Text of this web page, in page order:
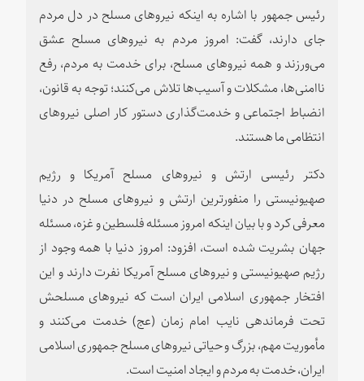
رئیس جمهور با اشاره به اینکه نیروهای مسلح در دل مردم
جای دارند، گفت: امروز مردم به نیروهای مسلح عشق
می‌ورزند و همه نیروهای مسلح، برای خدمت به مردم، رفع
ناامنی‌ها، مشکلات و آسیب‌ها تلاش می‌کنند؛ توجه به قانون،
انضباط اجتماعی و خدمت‌گذاری دستور کار اصلی نیروهای
انتظامی ما هستند.
دکتر رئیسی ارتش و نیروهای مسلح آمریکا و رژیم
صهیونیستی را منفورترین ارتش و نیروهای مسلح در دنیا
معرفی کرد و با بیان اینکه امروز مسئله فلسطین و غزه، مسئله
جهان بشریت شده است، افزود: امروز دنیا با همه وجود از
رژیم صهیونیستی و نیروهای مسلح آمریکا نفرت دارند و این
افتخار جمهوری اسلامی ایران است که نیروهای مسلحش
تحت فرماندهی نایب امام زمان (عج) خدمت می‌کنند و
مأموریت مهم، بزرگ و حیاتی نیروهای مسلح جمهوری اسلامی
ایران، خدمت به مردم و ایجاد امنیت است.